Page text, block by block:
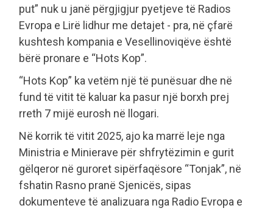
put” nuk u janë përgjigjur pyetjeve të Radios
Evropa e Lirë lidhur me detajet - pra, në çfarë
kushtesh kompania e Vesellinoviqëve është
bërë pronare e “Hots Kop”.
“Hots Kop” ka vetëm një të punësuar dhe në
fund të vitit të kaluar ka pasur një borxh prej
rreth 7 mijë eurosh në llogari.
Në korrik të vitit 2025, ajo ka marrë leje nga
Ministria e Minierave për shfrytëzimin e gurit
gëlqeror në guroret sipërfaqësore “Tonjak”, në
fshatin Rasno pranë Sjenicës, sipas
dokumenteve të analizuara nga Radio Evropa e